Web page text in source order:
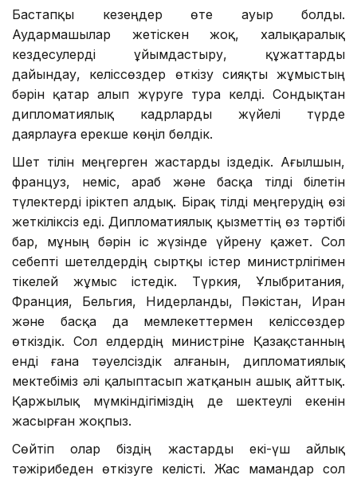
Бастапқы кезеңдер өте ауыр болды.
Аудармашылар жетіскен жоқ, халықаралық
кездесулерді ұйымдастыру, құжаттарды
дайындау, келіссөздер өткізу сияқты жұмыстың
бәрін қатар алып жүруге тура келді. Сондықтан
дипломатиялық кадрларды жүйелі түрде
даярлауға ерекше көңіл бөлдік.
Шет тілін меңгерген жастарды іздедік. Ағылшын,
француз, неміс, араб және басқа тілді білетін
түлектерді іріктеп алдық. Бірақ тілді меңгерудің өзі
жеткіліксіз еді. Дипломатиялық қызметтің өз тәртібі
бар, мұның бәрін іс жүзінде үйрену қажет. Сол
себепті шетелдердің сыртқы істер министрлігімен
тікелей жұмыс істедік. Түркия, Ұлыбритания,
Франция, Бельгия, Нидерланды, Пәкістан, Иран
және басқа да мемлекеттермен келіссөздер
өткіздік. Сол елдердің министріне Қазақстанның
енді ғана тәуелсіздік алғанын, дипломатиялық
мектебіміз әлі қалыптасып жатқанын ашық айттық.
Қаржылық мүмкіндігіміздің де шектеулі екенін
жасырған жоқпыз.
Сөйтіп олар біздің жастарды екі-үш айлық
тәжірибеден өткізуге келісті. Жас мамандар сол